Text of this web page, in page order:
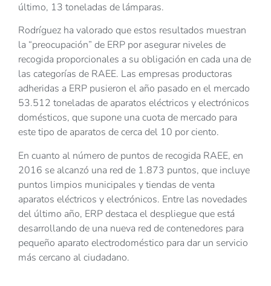
último, 13 toneladas de lámparas.
Rodríguez ha valorado que estos resultados muestran
la “preocupación” de ERP por asegurar niveles de
recogida proporcionales a su obligación en cada una de
las categorías de RAEE. Las empresas productoras
adheridas a ERP pusieron el año pasado en el mercado
53.512 toneladas de aparatos eléctricos y electrónicos
domésticos, que supone una cuota de mercado para
este tipo de aparatos de cerca del 10 por ciento.
En cuanto al número de puntos de recogida RAEE, en
2016 se alcanzó una red de 1.873 puntos, que incluye
puntos limpios municipales y tiendas de venta
aparatos eléctricos y electrónicos. Entre las novedades
del último año, ERP destaca el despliegue que está
desarrollando de una nueva red de contenedores para
pequeño aparato electrodoméstico para dar un servicio
más cercano al ciudadano.